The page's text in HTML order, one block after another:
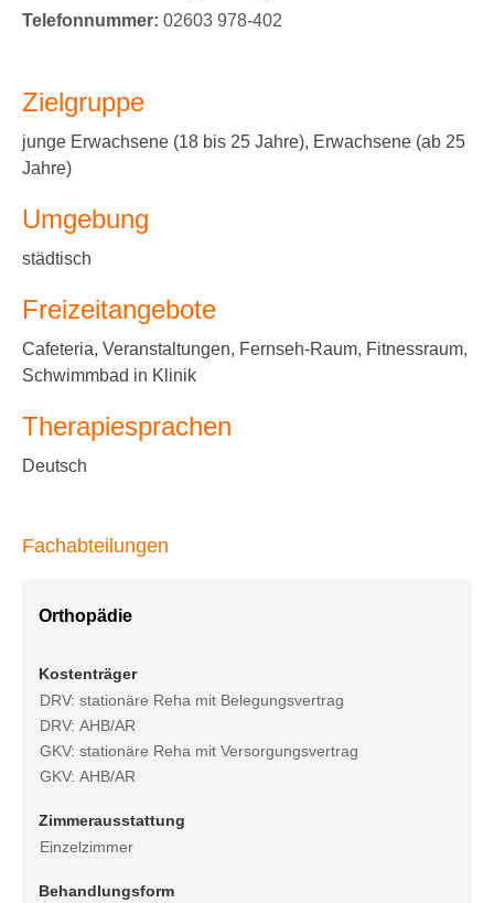
Telefonnummer: 02603 978-402
Zielgruppe
junge Erwachsene (18 bis 25 Jahre), Erwachsene (ab 25
Jahre)
Umgebung
städtisch
Freizeitangebote
Cafeteria, Veranstaltungen, Fernseh-Raum, Fitnessraum,
Schwimmbad in Klinik
Therapiesprachen
Deutsch
Fachabteilungen
Orthopädie
Kostenträger
DRV: stationäre Reha mit Belegungsvertrag
DRV: AHB/AR
GKV: stationäre Reha mit Versorgungsvertrag
GKV: AHB/AR
Zimmerausstattung
Einzelzimmer
Behandlungsform